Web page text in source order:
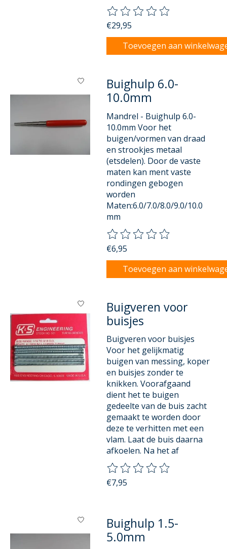
De beoordeling van dit
€29,95
Toevoegen aan
Buighulp 6.0-
10.0mm
Mandrel - Buighulp 6.0-
10.0mm Voor het
buigen/vormen van draad
en strookjes metaal
(etsdelen). Door de vaste
maten kan ment vaste
rondingen gebogen
worden
Maten:6.0/7.0/8.0/9.0/10.0
mm
De beoordeling van dit
€6,95
Toevoegen aan
Buigveren voor
buisjes
Buigveren voor buisjes
Voor het gelijkmatig
buigen van messing, koper
en buisjes zonder te
knikken. Voorafgaand
dient het te buigen
gedeelte van de buis zacht
gemaakt te worden door
deze te verhitten met een
vlam. Laat de buis daarna
afkoelen. Na het af
De beoordeling van dit
€7,95
Buighulp 1.5-
5.0mm